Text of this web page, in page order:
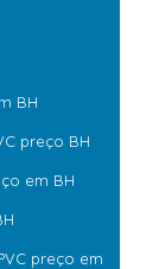
BH
preço BH
em BH
preço em